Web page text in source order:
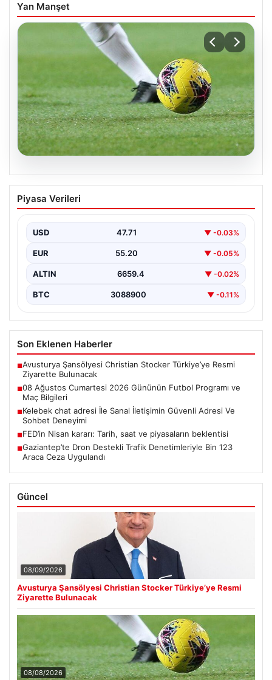
Yan Manşet
08.08.2026
08 Ağustos Cumartesi 2026 Gününün
Futbol Programı ve Maç Bilgileri
futbolseverlerin heyecanla beklediği birçok önemli
karşılaşma gerçekleşecek. Sivri…
Piyasa Verileri
USD 47.71 ▼ -0.03%
EUR 55.20 ▼ -0.05%
ALTIN 6659.4 ▼ -0.02%
BTC 3088900 ▼ -0.11%
Son Eklenen Haberler
■Avusturya Şansölyesi Christian Stocker Türkiye’ye Resmi
Ziyarette Bulunacak
■08 Ağustos Cumartesi 2026 Gününün Futbol Programı ve
Maç Bilgileri
■Kelebek chat adresi İle Sanal İletişimin Güvenli Adresi Ve
Sohbet Deneyimi
■FED’in Nisan kararı: Tarih, saat ve piyasaların beklentisi
■Gaziantep’te Dron Destekli Trafik Denetimleriyle Bin 123
Araca Ceza Uygulandı
Güncel
08/09/2026
Avusturya Şansölyesi Christian Stocker Türkiye’ye Resmi
Ziyarette Bulunacak
08/08/2026